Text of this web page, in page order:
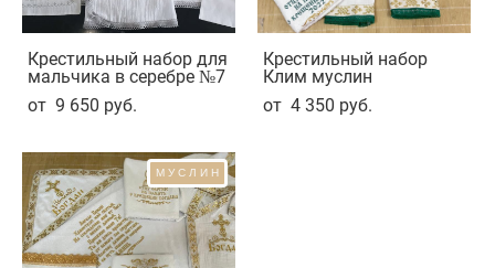
Крестильный набор для
мальчика в серебре №7
от 9 650 pуб.
Крестильный набор
Клим муслин
от 4 350 pуб.
МУСЛИН